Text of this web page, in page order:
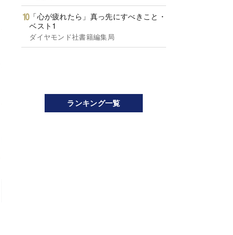
「心が疲れたら」真っ先にすべきこと・
ベスト1
ダイヤモンド社書籍編集局
ランキング一覧